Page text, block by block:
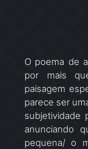
O poema de
por mais
paisagem
parece ser
subjetividade
anunciando
pequena/ o